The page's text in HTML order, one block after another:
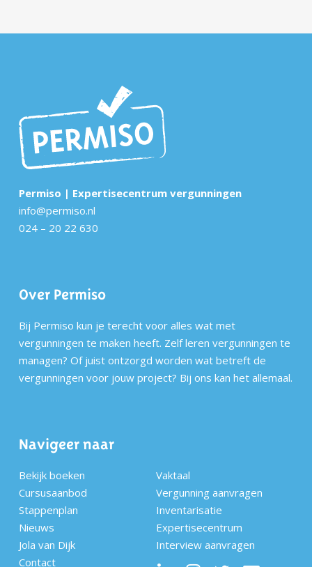
Permiso | Expertisecentrum vergunningen
info@permiso.nl
024 – 20 22 630
Over Permiso
Bij Permiso kun je terecht voor alles wat met
vergunningen te maken heeft. Zelf leren vergunningen te
managen? Of juist ontzorgd worden wat betreft de
vergunningen voor jouw project? Bij ons kan het allemaal.
Navigeer naar
Bekijk boeken
Vaktaal
Cursusaanbod
Vergunning aanvragen
Stappenplan
Inventarisatie
Nieuws
Expertisecentrum
Jola van Dijk
Interview aanvragen
Contact